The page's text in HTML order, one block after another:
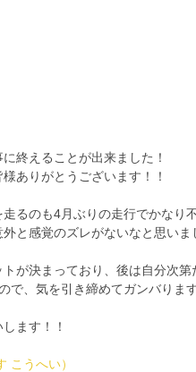
終えることが出来ました！
ありがとうございます！！
るのも4月ぶりの走行でかなり
と感覚のズレがないなと思いま
が決まっており、後は自分次第
で、気を引き締めてガンバりま
ます！！
こうへい）